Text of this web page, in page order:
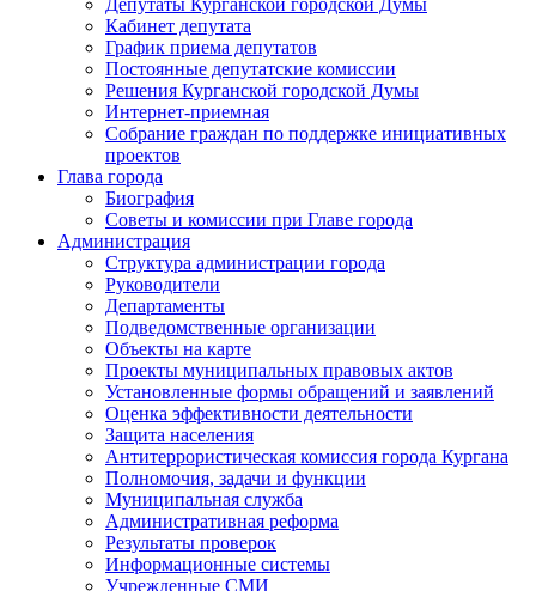
Депутаты Курганской городской Думы
Кабинет депутата
График приема депутатов
Постоянные депутатские комиссии
Решения Курганской городской Думы
Интернет-приемная
Собрание граждан по поддержке инициативных
проектов
Глава города
Биография
Советы и комиссии при Главе города
Администрация
Структура администрации города
Руководители
Департаменты
Подведомственные организации
Объекты на карте
Проекты муниципальных правовых актов
Установленные формы обращений и заявлений
Оценка эффективности деятельности
Защита населения
Антитеррористическая комиссия города Кургана
Полномочия, задачи и функции
Муниципальная служба
Административная реформа
Результаты проверок
Информационные системы
Учрежденные СМИ